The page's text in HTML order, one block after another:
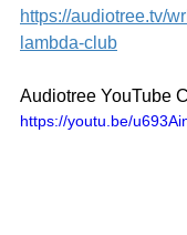
https://audiotree.tv/
lambda-club
Audiotree YouTube
https://youtu.be/